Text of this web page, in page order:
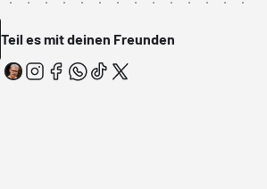
Teil es mit deinen Freunden